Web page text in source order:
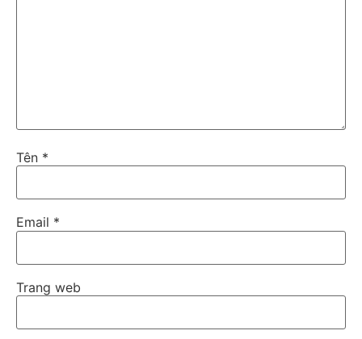
Tên *
Email *
Trang web